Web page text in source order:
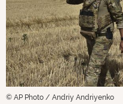
© AP Photo / Andriy Andriyenko